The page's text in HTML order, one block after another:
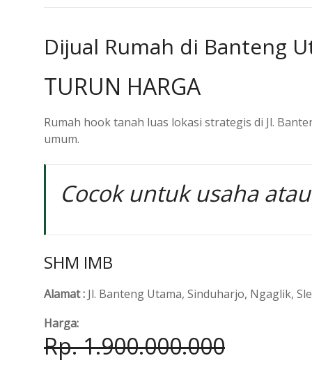
Dijual Rumah di Banteng
TURUN HARGA
Rumah hook tanah luas lokasi strategis di Jl.
umum.
Cocok untuk usaha
SHM IMB
Alamat : Jl. Banteng Utama, Sinduharjo, Ngaglik,
Harga:
Rp. 1.900.000.000